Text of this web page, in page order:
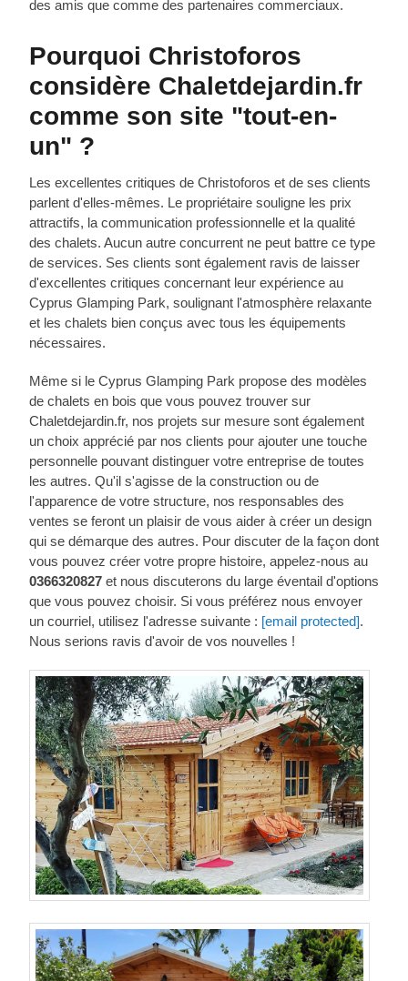
des amis que comme des partenaires commerciaux.
Pourquoi Christoforos
considère Chaletdejardin.fr
comme son site "tout-en-
un" ?
Les excellentes critiques de Christoforos et de ses clients
parlent d'elles-mêmes. Le propriétaire souligne les prix
attractifs, la communication professionnelle et la qualité
des chalets. Aucun autre concurrent ne peut battre ce type
de services. Ses clients sont également ravis de laisser
d'excellentes critiques concernant leur expérience au
Cyprus Glamping Park, soulignant l'atmosphère relaxante
et les chalets bien conçus avec tous les équipements
nécessaires.
Même si le Cyprus Glamping Park propose des modèles
de chalets en bois que vous pouvez trouver sur
Chaletdejardin.fr, nos projets sur mesure sont également
un choix apprécié par nos clients pour ajouter une touche
personnelle pouvant distinguer votre entreprise de toutes
les autres. Qu'il s'agisse de la construction ou de
l'apparence de votre structure, nos responsables des
ventes se feront un plaisir de vous aider à créer un design
qui se démarque des autres. Pour discuter de la façon dont
vous pouvez créer votre propre histoire, appelez-nous au
0366320827 et nous discuterons du large éventail d'options
que vous pouvez choisir. Si vous préférez nous envoyer
un courriel, utilisez l'adresse suivante : [email protected].
Nous serions ravis d'avoir de vos nouvelles !